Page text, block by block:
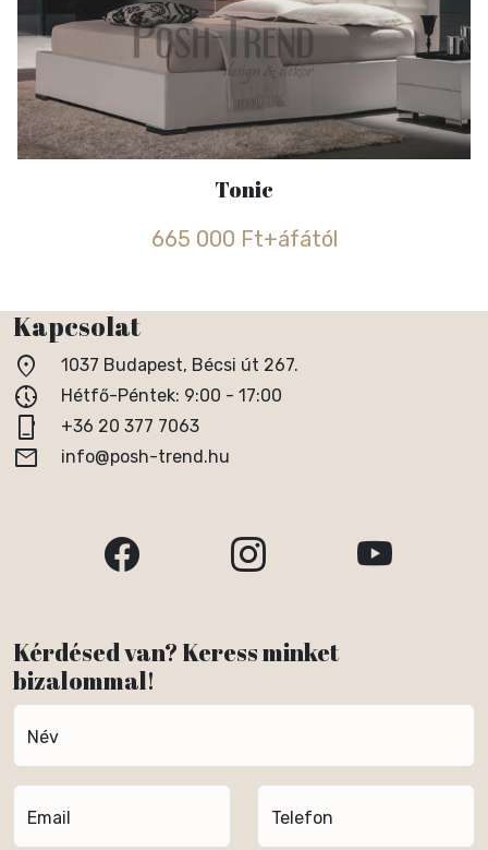
Tonic
665 000 Ft+áfától
Kapcsolat
location_on 1037 Budapest, Bécsi út 267.
nest_clock_farsight_analog Hétfő-Péntek: 9:00 - 17:00
phone_iphone +36 20 377 7063
email info@posh-trend.hu
Kérdésed van? Keress minket
bizalommal!
Név
Email Telefon